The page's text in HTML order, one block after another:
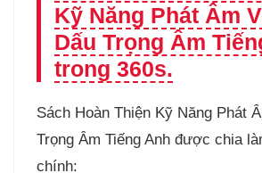
Kỹ Năng Phát Âm
Dấu Trọng Âm
trong 360s.
Sách Hoàn Thiện Kỹ Năng Phát
Trọng Âm Tiếng Anh được chia
chính: